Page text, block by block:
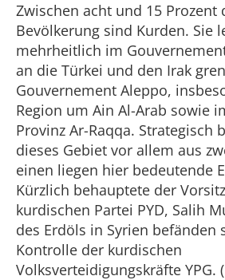
Zwischen acht und 15 Prozent
Bevölkerung sind Kurden. Sie
mehrheitlich im
an die Türkei und den Irak
Gouvernement Aleppo,
Region um Ain Al-Arab sowie
Provinz Ar-Raqqa. Strategisch
dieses Gebiet vor allem aus
einen liegen hier bedeutende
Kürzlich behauptete der
kurdischen Partei PYD, Salih
des Erdöls in Syrien befänden
Kontrolle der kurdischen
Volksverteidigungskräfte YPG.